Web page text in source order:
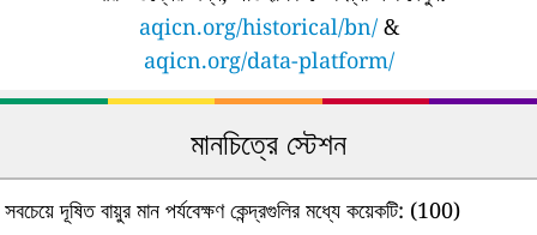
aqicn.org/historical/bn/&
aqicn.org/data-platform/
মানচিত্রে স্টেশন
সবচেয়ে দূষিত বায়ুর মান পর্যবেক্ষণ কেন্দ্রগুলির মধ্যে কয়েকটি: (100)